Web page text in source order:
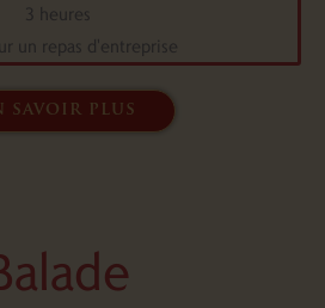
3 heures
un repas d'entreprise
savoir plus
alade